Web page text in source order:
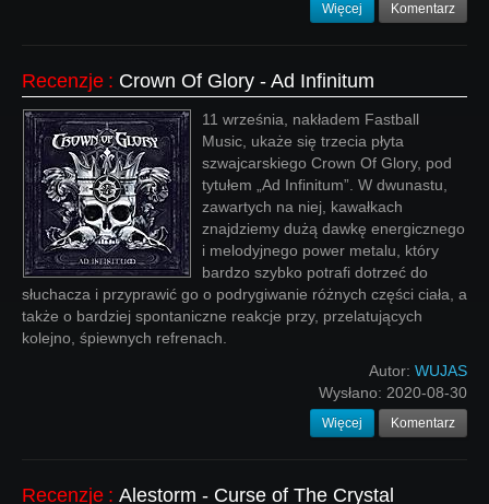
Więcej Komentarz
Recenzje : Crown Of Glory - Ad Infinitum
11 września, nakładem Fastball
Music, ukaże się trzecia płyta
szwajcarskiego Crown Of Glory, pod
tytułem „Ad Infinitum”. W dwunastu,
zawartych na niej, kawałkach
znajdziemy dużą dawkę energicznego
i melodyjnego power metalu, który
bardzo szybko potrafi dotrzeć do
słuchacza i przyprawić go o podrygiwanie różnych części ciała, a
także o bardziej spontaniczne reakcje przy, przelatujących
kolejno, śpiewnych refrenach.
Autor: WUJAS
Wysłano: 2020-08-30
Więcej Komentarz
Recenzje : Alestorm - Curse of The Crystal